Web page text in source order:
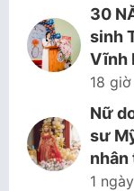
30
sinh
Vĩnh
18
Nữ
sư
nhân
1